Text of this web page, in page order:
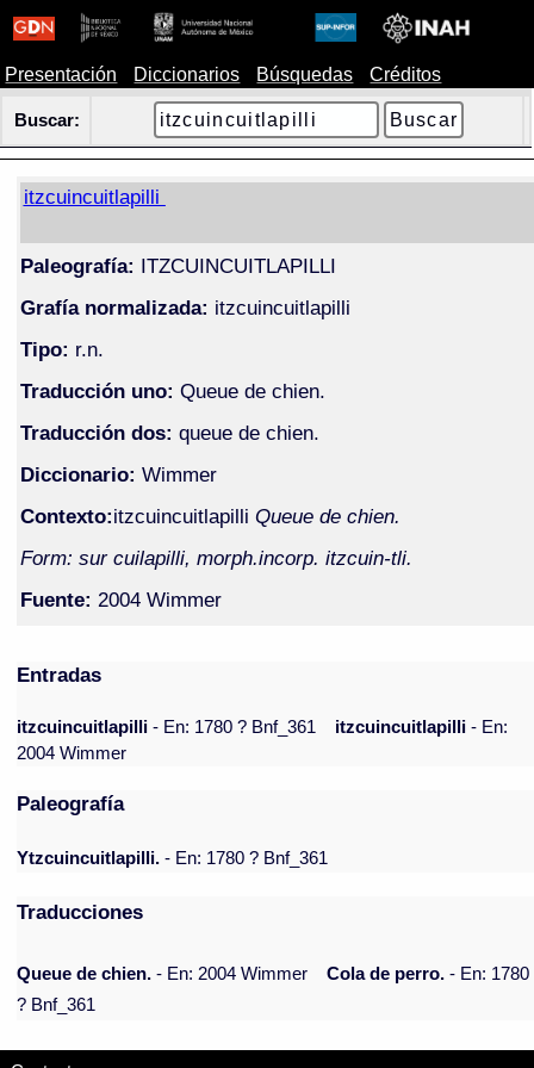
Presentación Diccionarios Búsquedas Créditos
Buscar:
itzcuincuitlapilli
Paleografía: ITZCUINCUITLAPILLI
Grafía normalizada: itzcuincuitlapilli
Tipo: r.n.
Traducción uno: Queue de chien.
Traducción dos: queue de chien.
Diccionario: Wimmer
Contexto:itzcuincuitlapilli Queue de chien.
Form: sur cuilapilli, morph.incorp. itzcuin-tli.
Fuente: 2004 Wimmer
Entradas
itzcuincuitlapilli- En: 1780 ? Bnf_361 itzcuincuitlapilli- En:
2004 Wimmer
Paleografía
Ytzcuincuitlapilli. - En: 1780 ? Bnf_361
Traducciones
Queue de chien. - En: 2004 Wimmer Cola de perro. - En: 1780
? Bnf_361